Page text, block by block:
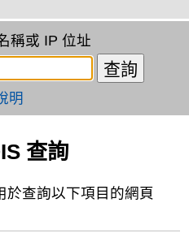
稱或 IP 位址
明
查詢
於查詢以下項目的網頁